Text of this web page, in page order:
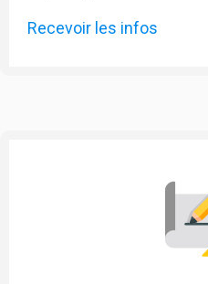
Recevoir les infos